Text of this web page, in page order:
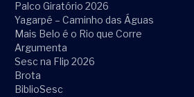
Palco Giratório 2026
Yagarpé – Caminho das Águas
Mais Belo é o Rio que Corre
Argumenta
Sesc na Flip 2026
Brota
BiblioSesc